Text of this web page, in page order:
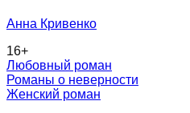
Анна Кривенко
16+
Любовный роман
Романы о неверности
Женский роман